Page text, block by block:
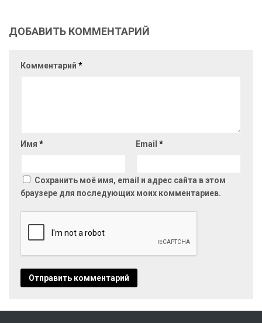
ДОБАВИТЬ КОММЕНТАРИЙ
Комментарий *
Имя * Email *
Сохранить моё имя, email и адрес сайта в этом
браузере для последующих моих комментариев.